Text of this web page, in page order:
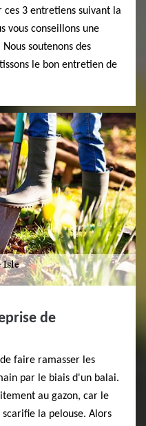
3 entretiens suivant la
vous conseillons une
soutenons des
le bon entretien de
de
faire ramasser les
par le biais d'un balai.
au gazon, car le
la pelouse. Alors